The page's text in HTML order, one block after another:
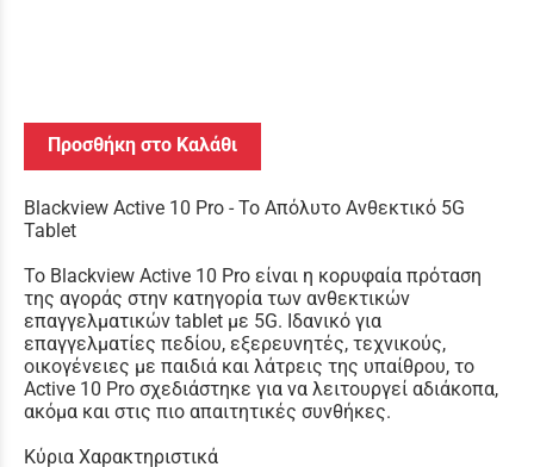
Προσθήκη στο Καλάθι
Blackview Active 10 Pro - Το Απόλυτο Ανθεκτικό 5G
Tablet
Το Blackview Active 10 Pro είναι η κορυφαία πρόταση
της αγοράς στην κατηγορία των ανθεκτικών
επαγγελματικών tablet με 5G. Ιδανικό για
επαγγελματίες πεδίου, εξερευνητές, τεχνικούς,
οικογένειες με παιδιά και λάτρεις της υπαίθρου, το
Active 10 Pro σχεδιάστηκε για να λειτουργεί αδιάκοπα,
ακόμα και στις πιο απαιτητικές συνθήκες.
Κύρια Χαρακτηριστικά